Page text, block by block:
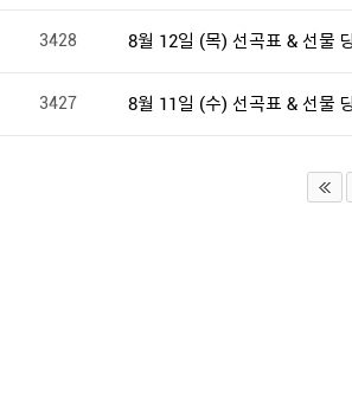
3428 8월 12일 (목) 선곡표 & 선물
3427 8월 11일 (수) 선곡표 & 선물